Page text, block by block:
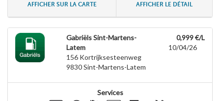
AFFICHER SUR LA CARTE AFFICHER LE DÉTAIL
Gabriëls Sint-Martens-
Latem
156 Kortrijksesteenweg
9830Sint-Martens-Latem
0,999 €/L
10/04/26
Services